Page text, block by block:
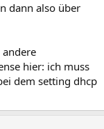
dann also über
andere
hier: ich muss
dem setting dhcp